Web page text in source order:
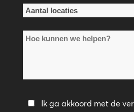
Aantal
*Hoe
helpen?
Privacybeleid
Ik ga akkoord met de